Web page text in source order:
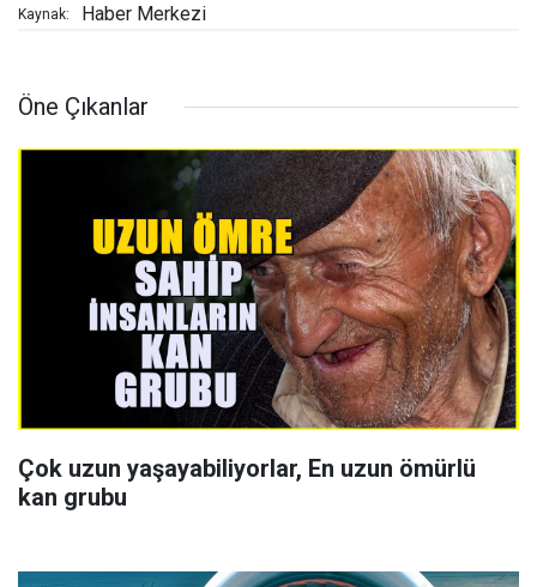
Kaynak: Haber Merkezi
Öne Çıkanlar
Çok uzun yaşayabiliyorlar, En uzun ömürlü
kan grubu